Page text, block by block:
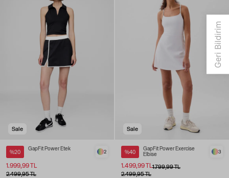
Sale
%20
GapFit Power Etek
1.999,99 TL
2
2.499,95 TL
Sale
%40
GapFit Power Exercise
Elbise
1.799,99 TL
1.499,99 TL
3
2.499,95 TL